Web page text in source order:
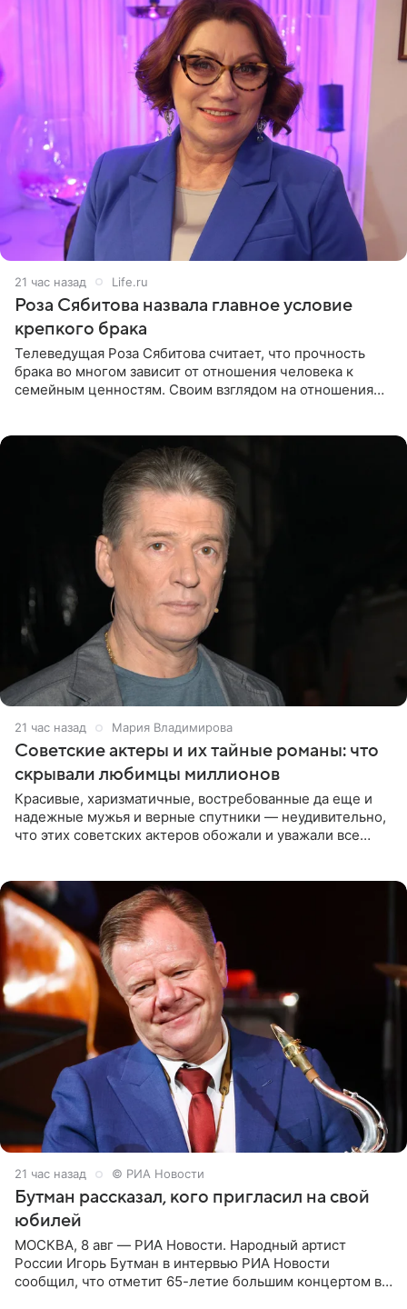
21 час назад Life.ru
Роза Сябитова назвала главное условие
крепкого брака
Телеведущая Роза Сябитова считает, что прочность
брака во многом зависит от отношения человека к
семейным ценностям. Своим взглядом на отношения
21 час назад Мария Владимирова
Советские актеры и их тайные романы: что
скрывали любимцы миллионов
Красивые, харизматичные, востребованные да еще и
надежные мужья и верные спутники — неудивительно,
что этих советских актеров обожали и уважали все
21 час назад © РИА Новости
Бутман рассказал, кого пригласил на свой
юбилей
МОСКВА, 8 авг — РИА Новости. Народный артист
России Игорь Бутман в интервью РИА Новости
сообщил, что отметит 65-летие большим концертом в